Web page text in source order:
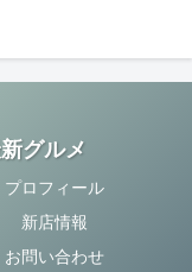
グルメ
プロフィール
新店情報
お問い合わせ